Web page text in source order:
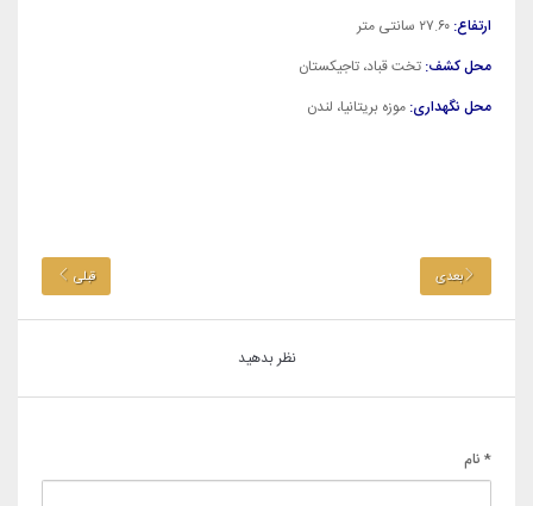
ارتفاع:
محل کشف: تخت قباد، تاجیکستان
محل نگهداری: موزه بریتانیا، لندن
بعدی قبلی
نظر بدهید
* نام